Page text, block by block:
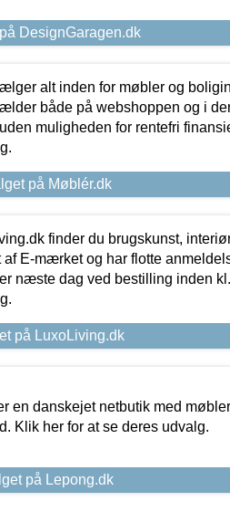
DesignGaragen.dk
alt inden for møbler og
både på webshoppen og i
muligheden for rentefri
på Møblér.dk
finder du brugskunst,
af E-mærket og har flotte
næste dag ved bestilling inden
på LuxoLiving.dk
en danskejet netbutik med
Klik her for at se deres udvalg.
på Lepong.dk